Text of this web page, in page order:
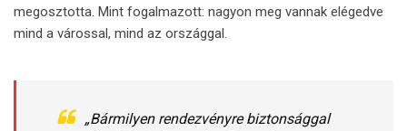
megosztotta. Mint fogalmazott: nagyon meg vannak elégedve
mind a várossal, mind az országgal.
„Bármilyen rendezvényre biztonsággal